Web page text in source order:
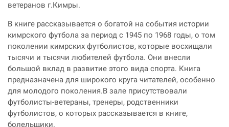
ветеранов г.Кимры.
В книге рассказывается о богатой на события истории
кимрского футбола за период с 1945 по 1968 годы, о том
поколении кимрских футболистов, которые восхищали
тысячи и тысячи любителей футбола. Они внесли
большой вклад в развитие этого вида спорта. Книга
предназначена для широкого круга читателей, особенно
для молодого поколения.В зале присутствовали
футболисты-ветераны, тренеры, родственники
футболистов, о которых рассказывается в книге,
болельщики.